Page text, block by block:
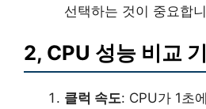
선택하는 것이 중요합
2, CPU 성능 비교
클럭 속도: CPU가 1초